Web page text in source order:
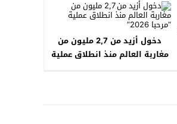
دخول أزيد من 2,7 مليون من
مغاربة العالم منذ انطلاق عملية